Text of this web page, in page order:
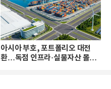
아시아 부호, 포트폴리오 대전
환…독점 인프라·실물자산 몰린